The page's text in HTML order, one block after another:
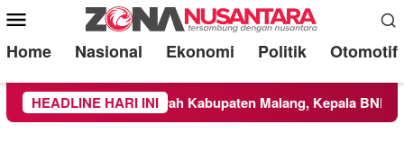
Mobile
Menu
Home Nasional Ekonomi Politik Otomotif
HEADLINE HARI INI
Meluas ke Wilayah Kabupaten Malang, Kepala BNPB Tinjau